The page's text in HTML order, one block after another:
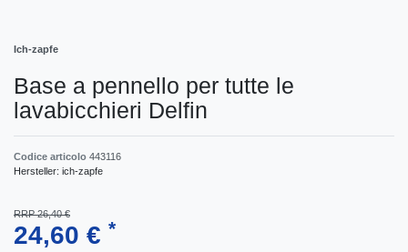
Ich-zapfe
Base a pennello per tutte le
lavabicchieri Delfin
Codice articolo 443116
Hersteller: ich-zapfe
RRP 26,40 €
24,60 € *